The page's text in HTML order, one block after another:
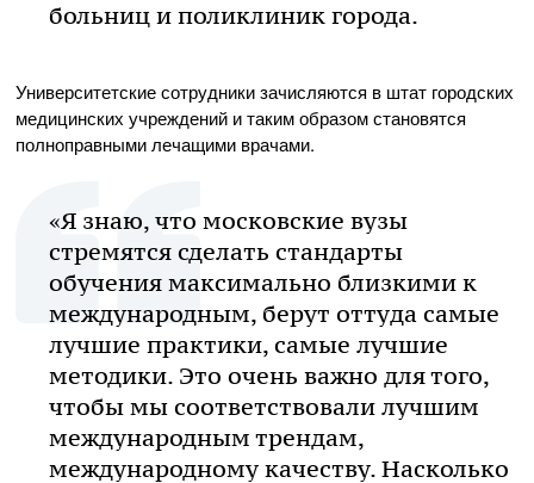
больниц и поликлиник города.
Университетские сотрудники зачисляются в штат городских
медицинских учреждений и таким образом становятся
полноправными лечащими врачами.
«Я знаю, что московские вузы
стремятся сделать стандарты
обучения максимально близкими к
международным, берут оттуда самые
лучшие практики, самые лучшие
методики. Это очень важно для того,
чтобы мы соответствовали лучшим
международным трендам,
международному качеству. Насколько